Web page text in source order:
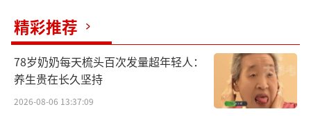
精彩推荐
78岁奶奶每天梳头百次发量超年轻人：
养生贵在长久坚持
2026-08-06 13:37:09